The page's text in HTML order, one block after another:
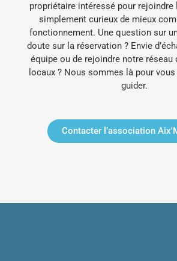
propriétaire intéressé pour rejoindre
simplement curieux de mieux
fonctionnement. Une question sur
doute sur la réservation ? Envie
équipe ou de rejoindre notre réseau
locaux ? Nous sommes là pour
guider.
Contacter l’association